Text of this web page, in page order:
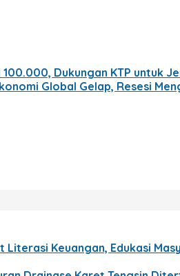
Dukungan KTP untuk
Global Gelap, Resesi
Literasi Keuangan, Edukasi